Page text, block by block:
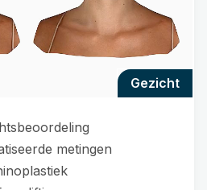
gezicht
metingen